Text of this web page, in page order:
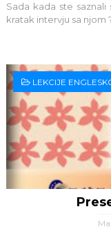
Sada kada ste
kratak intervju sa njom
LEKCIJE